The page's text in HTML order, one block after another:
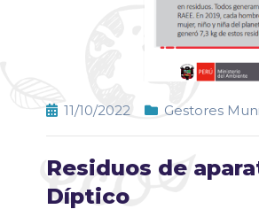
11/10/2022 Gestores
Residuos de
Díptico